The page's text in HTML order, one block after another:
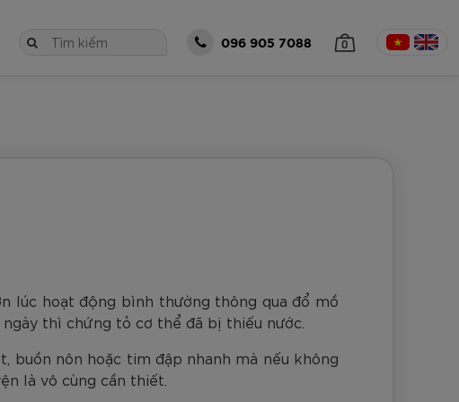
Đá Bóng Zocker
Pro Gen 2 Cam
Pickleball Zocker
Pro Series Power -
Chạy Bộ Zocker
Light Gen 2 Half
bóng đá size 5 Zocker
ZK5-EN205
Tay Thủ Môn Zocker
Becker
096 905 7088 0
lúc hoạt động bình thường thông qua đổ mồ
thì chứng tỏ cơ thể đã bị thiếu nước.
buồn nôn hoặc tim đập nhanh mà nếu không
là vô cùng cần thiết.